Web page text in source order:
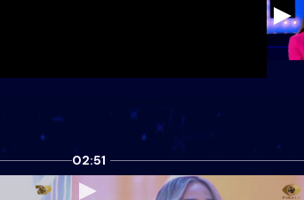
02:51